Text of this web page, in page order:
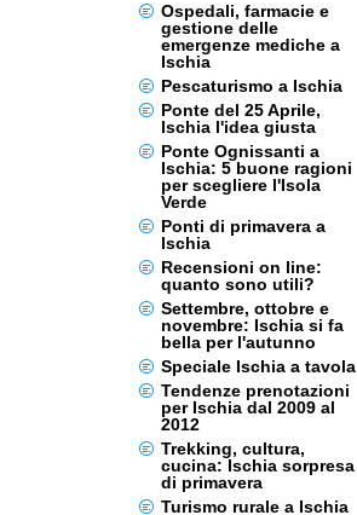
Ospedali, farmacie e
gestione delle
emergenze mediche a
Ischia
Pescaturismo a Ischia
Ponte del 25 Aprile,
Ischia l'idea giusta
Ponte Ognissanti a
Ischia: 5 buone ragioni
per scegliere l'Isola
Verde
Ponti di primavera a
Ischia
Recensioni on line:
quanto sono utili?
Settembre, ottobre e
novembre: Ischia si fa
bella per l'autunno
Speciale Ischia a tavola
Tendenze prenotazioni
per Ischia dal 2009 al
2012
Trekking, cultura,
cucina: Ischia sorpresa
di primavera
Turismo rurale a Ischia